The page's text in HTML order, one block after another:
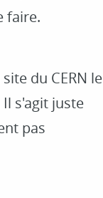
faire.
du CERN le
s'agit juste
pas